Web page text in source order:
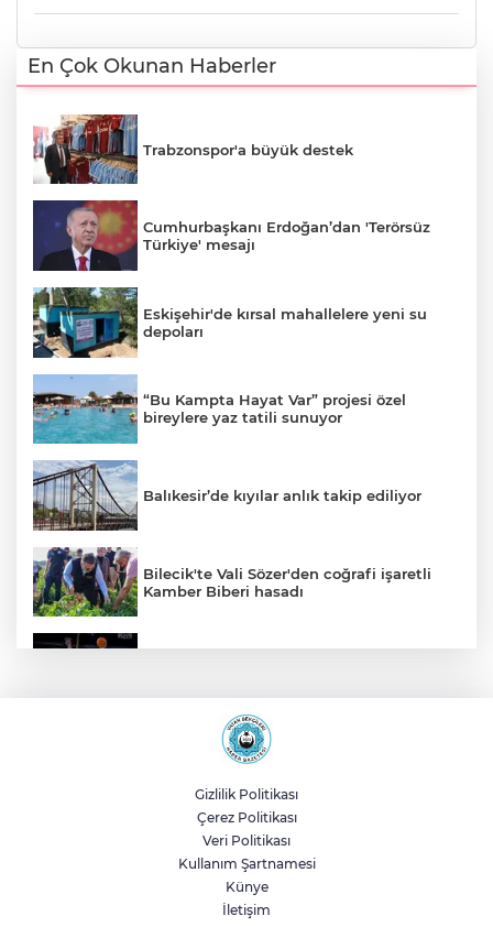
En Çok Okunan Haberler
Trabzonspor'a büyük destek
Cumhurbaşkanı Erdoğan’dan 'Terörsüz
Türkiye' mesajı
Eskişehir'de kırsal mahallelere yeni su
depoları
“Bu Kampta Hayat Var” projesi özel
bireylere yaz tatili sunuyor
Balıkesir’de kıyılar anlık takip ediliyor
Bilecik'te Vali Sözer'den coğrafi işaretli
Kamber Biberi hasadı
Osman Gazi platformu Eylül'de göreve
başlayacak... Gabar’da günlük petrol
BTSO Başkanı Burkay, 2030 vizyonunu
62. Meslek Komitesi ile değerlendirdi
Muharrem İnce’den Nâzım Hikmet
Gizlilik Politikası
Çerez Politikası
Veri Politikası
Kullanım Şartnamesi
Künye
İletişim